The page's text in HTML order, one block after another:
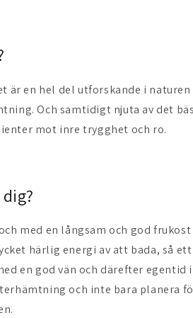
är en hel del utforskande i
Och samtidigt njuta av det
mot inre trygghet och ro.
med en långsam och god
härlig energi av att bada, så
en god vän och därefter egentid
och inte bara planera